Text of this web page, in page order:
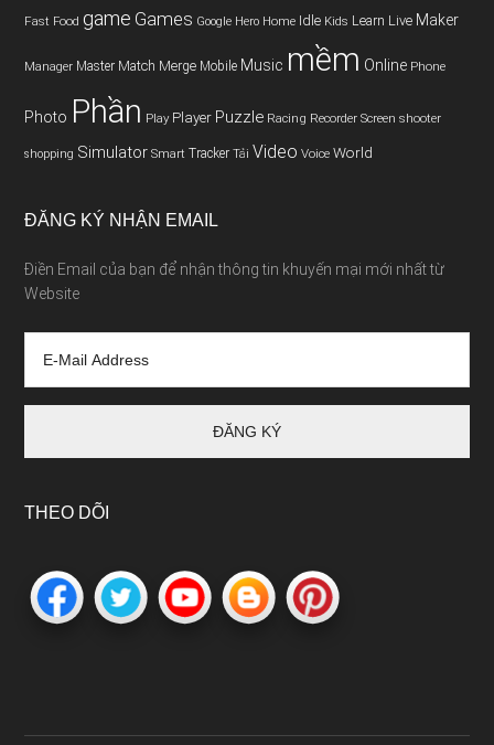
Fast Food game Games Google Hero Home Idle Kids Learn Live Maker
Manager Master Match Merge Mobile Music mềm Online Phone
Photo Phần Play Player Puzzle Racing Recorder Screen shooter
shopping Simulator Smart Tracker Tải Video Voice World
ĐĂNG KÝ NHẬN EMAIL
Điền Email của bạn để nhận thông tin khuyến mại mới nhất từ
Website
THEO DÕI